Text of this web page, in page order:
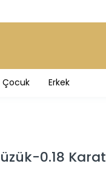
Çocuk Erkek
0.18 Karat